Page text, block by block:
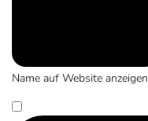
Name auf Website anzeigen